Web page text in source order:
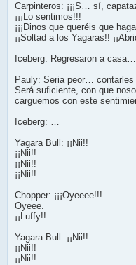
Carpinteros: ¡¡¡S… sí,
¡¡¡Lo sentimos!!!
¡¡¡Dinos que queréis que
¡¡Soltad a los Yagaras!!
Iceberg: Regresaron a casa…
Pauly: Seria peor… contarles
Será suficiente, con que
carguemos con este
Iceberg: …
Yagara Bull: ¡¡Nii!!
¡¡Nii!!
¡¡Nii!!
¡¡Nii!!
Chopper: ¡¡¡Oyeeee!!!
Oyeee.
¡¡Luffy!!
Yagara Bull: ¡¡Nii!!
¡¡Nii!!
¡¡Nii!!